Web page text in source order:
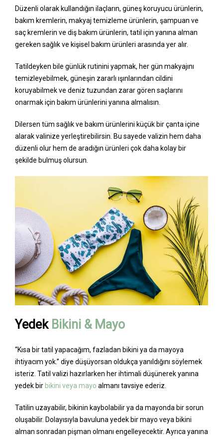
Düzenli olarak kullandığın ilaçların, güneş koruyucu ürünlerin,
bakım kremlerin, makyaj temizleme ürünlerin, şampuan ve
saç kremlerin ve diş bakım ürünlerin, tatil için yanına alman
gereken sağlık ve kişisel bakım ürünleri arasında yer alır.
Tatildeyken bile günlük rutinini yapmak, her gün makyajını
temizleyebilmek, güneşin zararlı ışınlarından cildini
koruyabilmek ve deniz tuzundan zarar gören saçlarını
onarmak için bakım ürünlerini yanına almalısın.
Dilersen tüm sağlık ve bakım ürünlerini küçük bir çanta içine
alarak valinize yerleştirebilirsin. Bu sayede valizin hem daha
düzenli olur hem de aradığın ürünleri çok daha kolay bir
şekilde bulmuş olursun.
Yedek Bikini & Mayo
“Kısa bir tatil yapacağım, fazladan bikini ya da mayoya
ihtiyacım yok.” diye düşüyorsan oldukça yanıldığını söylemek
isteriz. Tatil valizi hazırlarken her ihtimali düşünerek yanına
yedek bir bikini veya mayo almanı tavsiye ederiz.
Tatilin uzayabilir, bikinin kaybolabilir ya da mayonda bir sorun
oluşabilir. Dolayısıyla bavuluna yedek bir mayo veya bikini
alman sonradan pişman olmanı engelleyecektir. Ayrıca yanına